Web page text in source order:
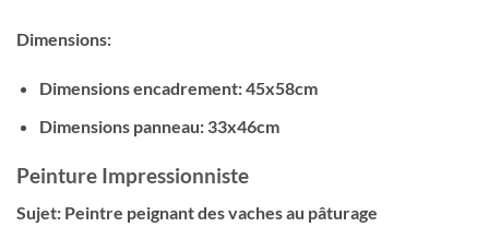
Dimensions:
Dimensions encadrement: 45x58cm
Dimensions panneau: 33x46cm
Peinture Impressionniste
Sujet: Peintre peignant des vaches au pâturage